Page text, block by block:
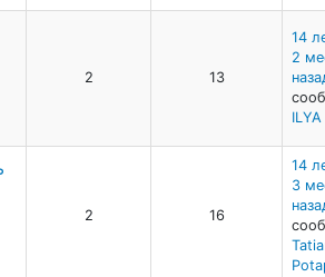
2 13
14
2
2 16
14
3